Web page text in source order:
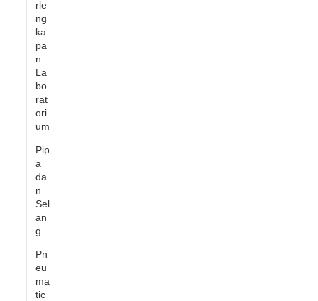
rle
ng
ka
pa
n
La
bo
rat
ori
um
Pip
a
da
n
Sel
an
g
Pn
eu
ma
tic